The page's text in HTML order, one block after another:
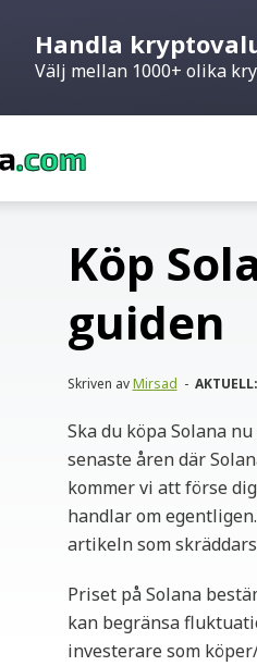
Köp
guiden
Skriven avMirsad - AKTUELL:
Ska du köpa Solana
senaste åren där
kommer vi att förse
handlar om
artikeln som
Priset på Solana
kan begränsa
investerare som
Handla
Välj mellan 1000+ olika